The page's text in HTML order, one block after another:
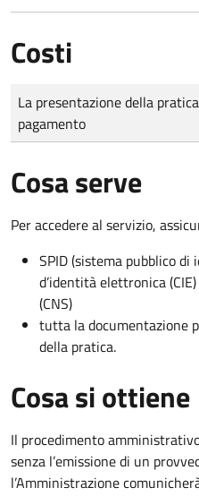
Costi
Tipo di pagamento
Importo
La presentazione della
pagamento
Cosa serve
Per accedere al servizio,
SPID (sistema pubblico
d’identità elettronica
(CNS)
tutta la documentazione
della pratica.
Cosa si ottiene
Il procedimento
senza l’emissione di un
l’Amministrazione